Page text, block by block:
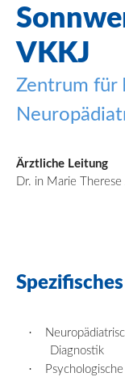
VKKJ
Zentrum für
Ärztliche Leitung
Dr. in Marie Therese
Spezifisches
·
Diagnostik
·